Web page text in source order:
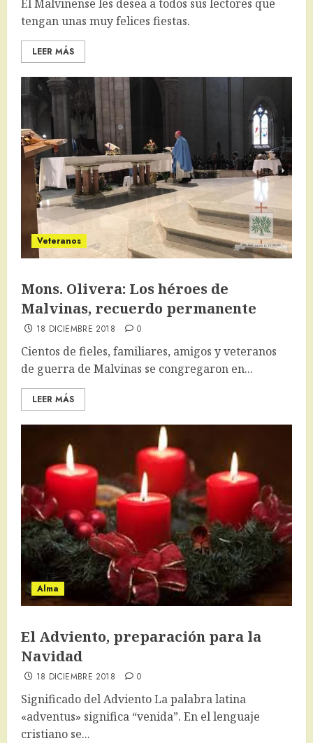
El Malvinense les desea a todos sus lectores que
tengan unas muy felices fiestas.
LEER MÁS
Veteranos
Mons. Olivera: Los héroes de
Malvinas, recuerdo permanente
18 DICIEMBRE 2018 0
Cientos de fieles, familiares, amigos y veteranos
de guerra de Malvinas se congregaron en...
LEER MÁS
Alma
El Adviento, preparación para la
Navidad
18 DICIEMBRE 2018 0
Significado del Adviento La palabra latina
«adventus» significa “venida”. En el lenguaje
cristiano se...